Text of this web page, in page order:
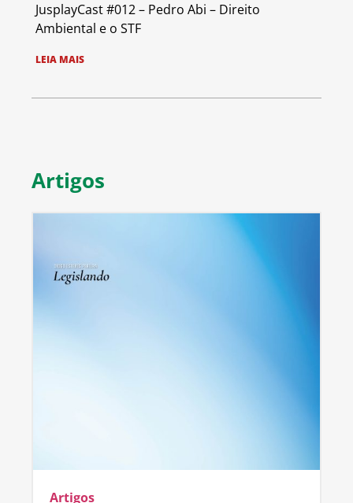
JusplayCast #012 – Pedro Abi – Direito
Ambiental e o STF
LEIA MAIS
Artigos
Artigos